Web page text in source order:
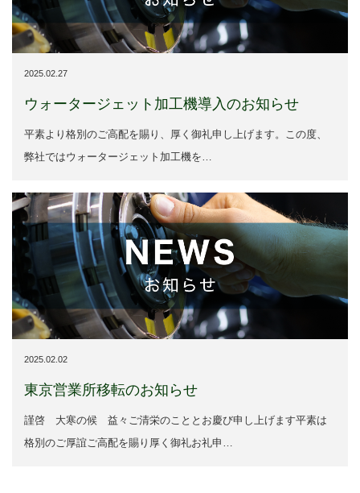
2025.02.27
ウォータージェット加工機導入のお知らせ
平素より格別のご高配を賜り、厚く御礼申し上げます。この度、
弊社ではウォータージェット加工機を…
2025.02.02
東京営業所移転のお知らせ
謹啓 大寒の候 益々ご清栄のこととお慶び申し上げます平素は
格別のご厚誼ご高配を賜り厚く御礼お礼申…